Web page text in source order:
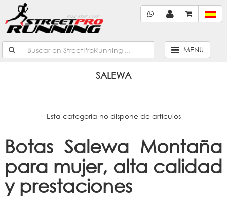
MENU
SALEWA
Esta categoría no dispone de artículos
Botas Salewa Montaña
para mujer, alta calidad
y prestaciones